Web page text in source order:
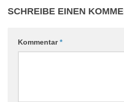
SCHREIBE EINEN
Kommentar*